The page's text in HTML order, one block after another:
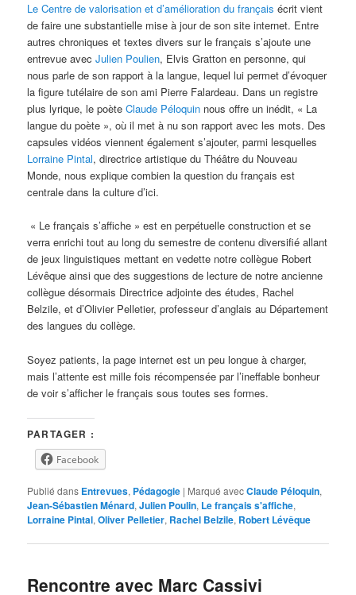
Le Centre de valorisation et d’amélioration du français écrit vient
de faire une substantielle mise à jour de son site internet. Entre
autres chroniques et textes divers sur le français s’ajoute une
entrevue avec Julien Poulien, Elvis Gratton en personne, qui
nous parle de son rapport à la langue, lequel lui permet d’évoquer
la figure tutélaire de son ami Pierre Falardeau. Dans un registre
plus lyrique, le poèteClaude Péloquin nous offre un inédit, « La
langue du poète », où il met à nu son rapport avec les mots. Des
capsules vidéos viennent également s’ajouter, parmi lesquelles
Lorraine Pintal, directrice artistique du Théâtre du Nouveau
Monde, nous explique combien la question du français est
centrale dans la culture d’ici.
« Le français s’affiche » est en perpétuelle construction et se
verra enrichi tout au long du semestre de contenu diversifié allant
de jeux linguistiques mettant en vedette notre collègue Robert
Lévêque ainsi que des suggestions de lecture de notre ancienne
collègue désormais Directrice adjointe des études, Rachel
Belzile, et d’Olivier Pelletier, professeur d’anglais au Département
des langues du collège.
Soyez patients, la page internet est un peu longue à charger,
mais l’attente est mille fois récompensée par l’ineffable bonheur
de voir s’afficher le français sous toutes ses formes.
PARTAGER :
Facebook
Publié dans Entrevues, Pédagogie | Marqué avecClaude Péloquin,
Jean-Sébastien Ménard,Julien Poulin, Le français s'affiche,
Lorraine Pintal,Oliver Pelletier, Rachel Belzile, Robert Lévêque
Rencontre avec Marc Cassivi